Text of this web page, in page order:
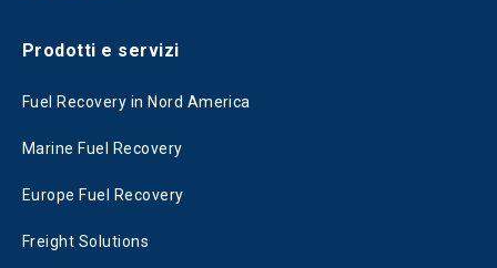
Prodotti e servizi
Fuel Recovery in Nord America
Marine Fuel Recovery
Europe Fuel Recovery
Freight Solutions